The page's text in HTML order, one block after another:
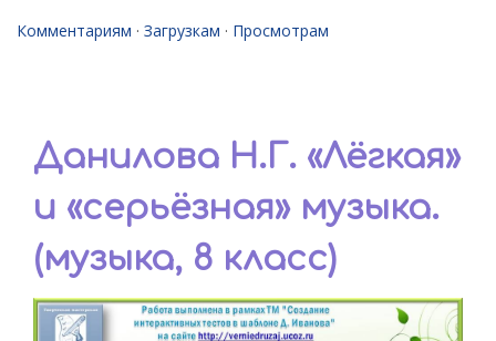
Комментариям · Загрузкам · Просмотрам
Данилова Н.Г. «Лёгкая»
и «серьёзная» музыка.
(музыка, 8 класс)